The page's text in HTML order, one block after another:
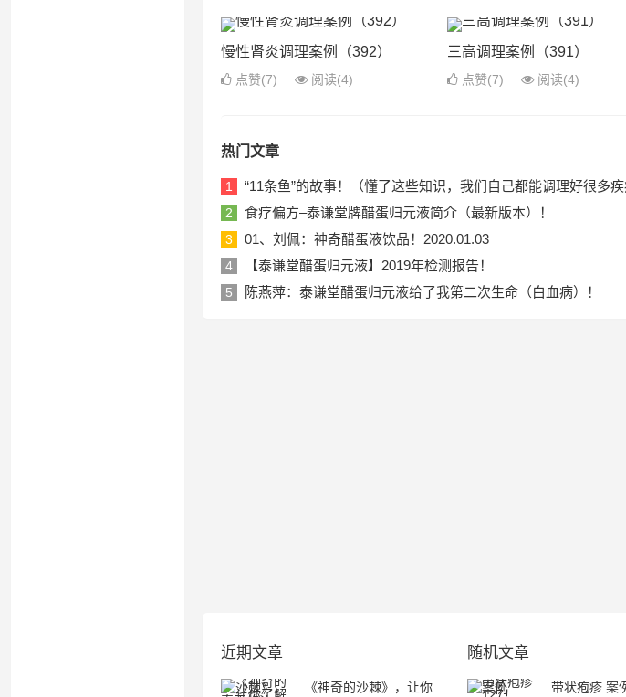
慢性肾炎调理案例（392）
点赞(7) 阅读(4)
三高调理案例（391）
点赞(7) 阅读(4)
热门文章
1 “11条鱼”的故事！（懂了这些知识，我们自己都能调理好很多
2 食疗偏方–泰谦堂牌醋蛋归元液简介（最新版本）！
3 01、刘佩：神奇醋蛋液饮品！2020.01.03
4 【泰谦堂醋蛋归元液】2019年检测报告！
5 陈燕萍：泰谦堂醋蛋归元液给了我第二次生命（白血病）！
近期文章
《神奇的沙棘》，让你
随机文章
带状疱疹 案